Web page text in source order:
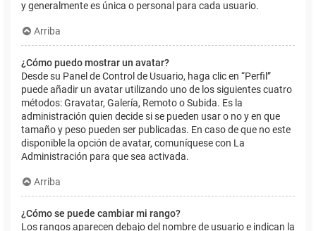
y generalmente es única o personal para cada usuario.
Arriba
¿Cómo puedo mostrar un avatar?
Desde su Panel de Control de Usuario, haga clic en “Perfil”
puede añadir un avatar utilizando uno de los siguientes cuatro
métodos: Gravatar, Galería, Remoto o Subida. Es la
administración quien decide si se pueden usar o no y en que
tamaño y peso pueden ser publicadas. En caso de que no este
disponible la opción de avatar, comuníquese con La
Administración para que sea activada.
Arriba
¿Cómo se puede cambiar mi rango?
Los rangos aparecen debajo del nombre de usuario e indican la